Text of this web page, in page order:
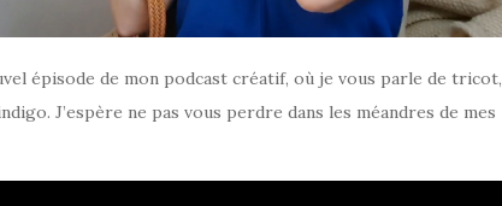
épisode de mon podcast créatif, où je vous parle de tricot,
J’espère ne pas vous perdre dans les méandres de mes